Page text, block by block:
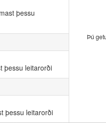
þessu
þessu leitarorði
þessu leitarorði
Þú